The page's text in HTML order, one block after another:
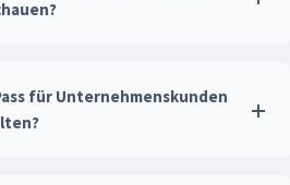
für Unternehmenskunden